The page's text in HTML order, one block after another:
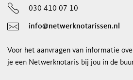
030 410 07 10
info@netwerknotarissen.nl
Voor het aanvragen van informatie
je een Netwerknotaris bij jou in de